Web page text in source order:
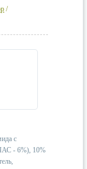
/
с
- 6%), 10%